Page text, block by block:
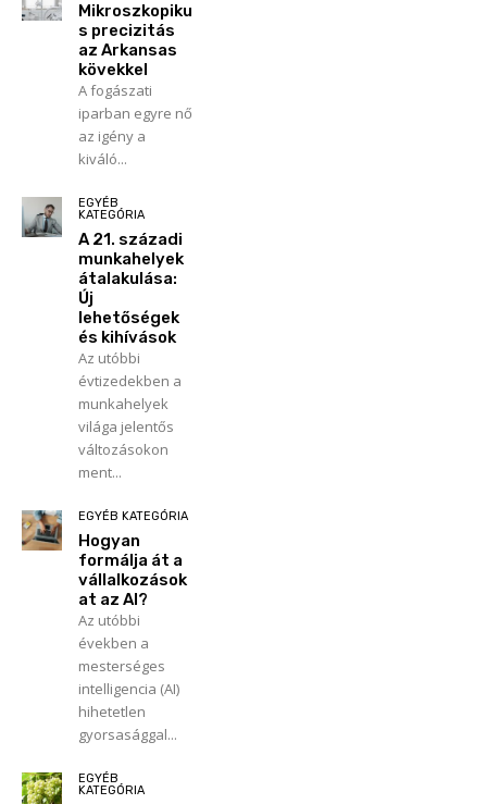
Mikroszkopiku
s precizitás
az Arkansas
kövekkel
A fogászati
iparban egyre nő
az igény a
kiváló...
EGYÉB
KATEGÓRIA
A 21. századi
munkahelyek
átalakulása:
Új
lehetőségek
és kihívások
Az utóbbi
évtizedekben a
munkahelyek
világa jelentős
változásokon
ment...
EGYÉB KATEGÓRIA
Hogyan
formálja át a
vállalkozások
at az AI?
Az utóbbi
években a
mesterséges
intelligencia (AI)
hihetetlen
gyorsasággal...
EGYÉB
KATEGÓRIA